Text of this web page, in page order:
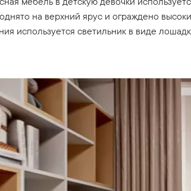
на верхний ярус и ограждено
используется светильник в виде